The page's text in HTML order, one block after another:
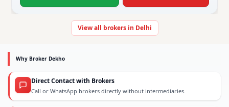
View all brokers in Delhi
Why Broker Dekho
Direct Contact with Brokers
Call or WhatsApp brokers directly without intermediaries.